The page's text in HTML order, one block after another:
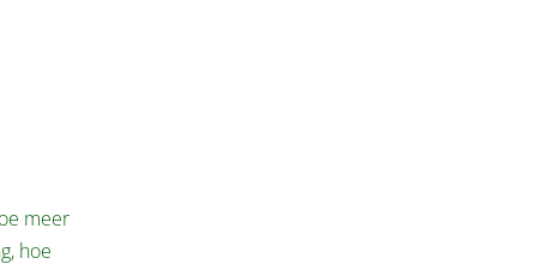
meer
hoe